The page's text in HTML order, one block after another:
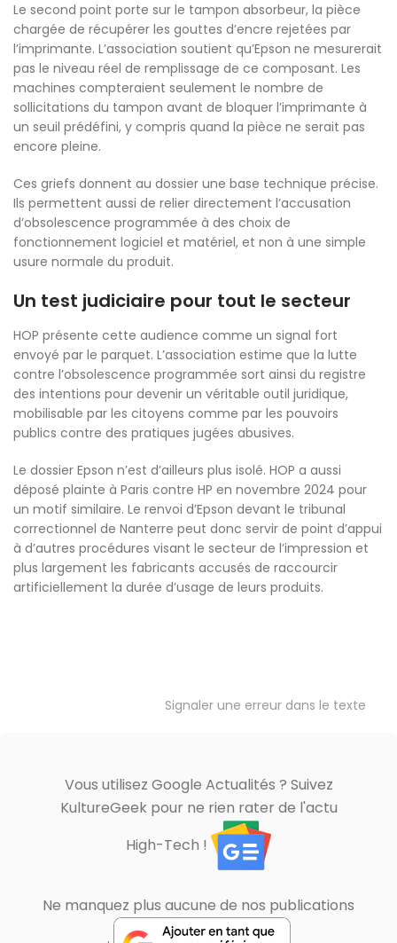
Le second point porte sur le tampon absorbeur, la pièce
chargée de récupérer les gouttes d’encre rejetées par
l’imprimante. L’association soutient qu’Epson ne mesurerait
pas le niveau réel de remplissage de ce composant. Les
machines compteraient seulement le nombre de
sollicitations du tampon avant de bloquer l’imprimante à
un seuil prédéfini, y compris quand la pièce ne serait pas
encore pleine.
Ces griefs donnent au dossier une base technique précise.
Ils permettent aussi de relier directement l’accusation
d’obsolescence programmée à des choix de
fonctionnement logiciel et matériel, et non à une simple
usure normale du produit.
Un test judiciaire pour tout le secteur
HOP présente cette audience comme un signal fort
envoyé par le parquet. L’association estime que la lutte
contre l’obsolescence programmée sort ainsi du registre
des intentions pour devenir un véritable outil juridique,
mobilisable par les citoyens comme par les pouvoirs
publics contre des pratiques jugées abusives.
Le dossier Epson n’est d’ailleurs plus isolé. HOP a aussi
déposé plainte à Paris contre HP en novembre 2024 pour
un motif similaire. Le renvoi d’Epson devant le tribunal
correctionnel de Nanterre peut donc servir de point d’appui
à d’autres procédures visant le secteur de l’impression et
plus largement les fabricants accusés de raccourcir
artificiellement la durée d’usage de leurs produits.
Signaler une erreur dans le texte
Vous utilisez Google Actualités ? Suivez
KultureGeek pour ne rien rater de l'actu
High-Tech !
Ne manquez plus aucune de nos publications